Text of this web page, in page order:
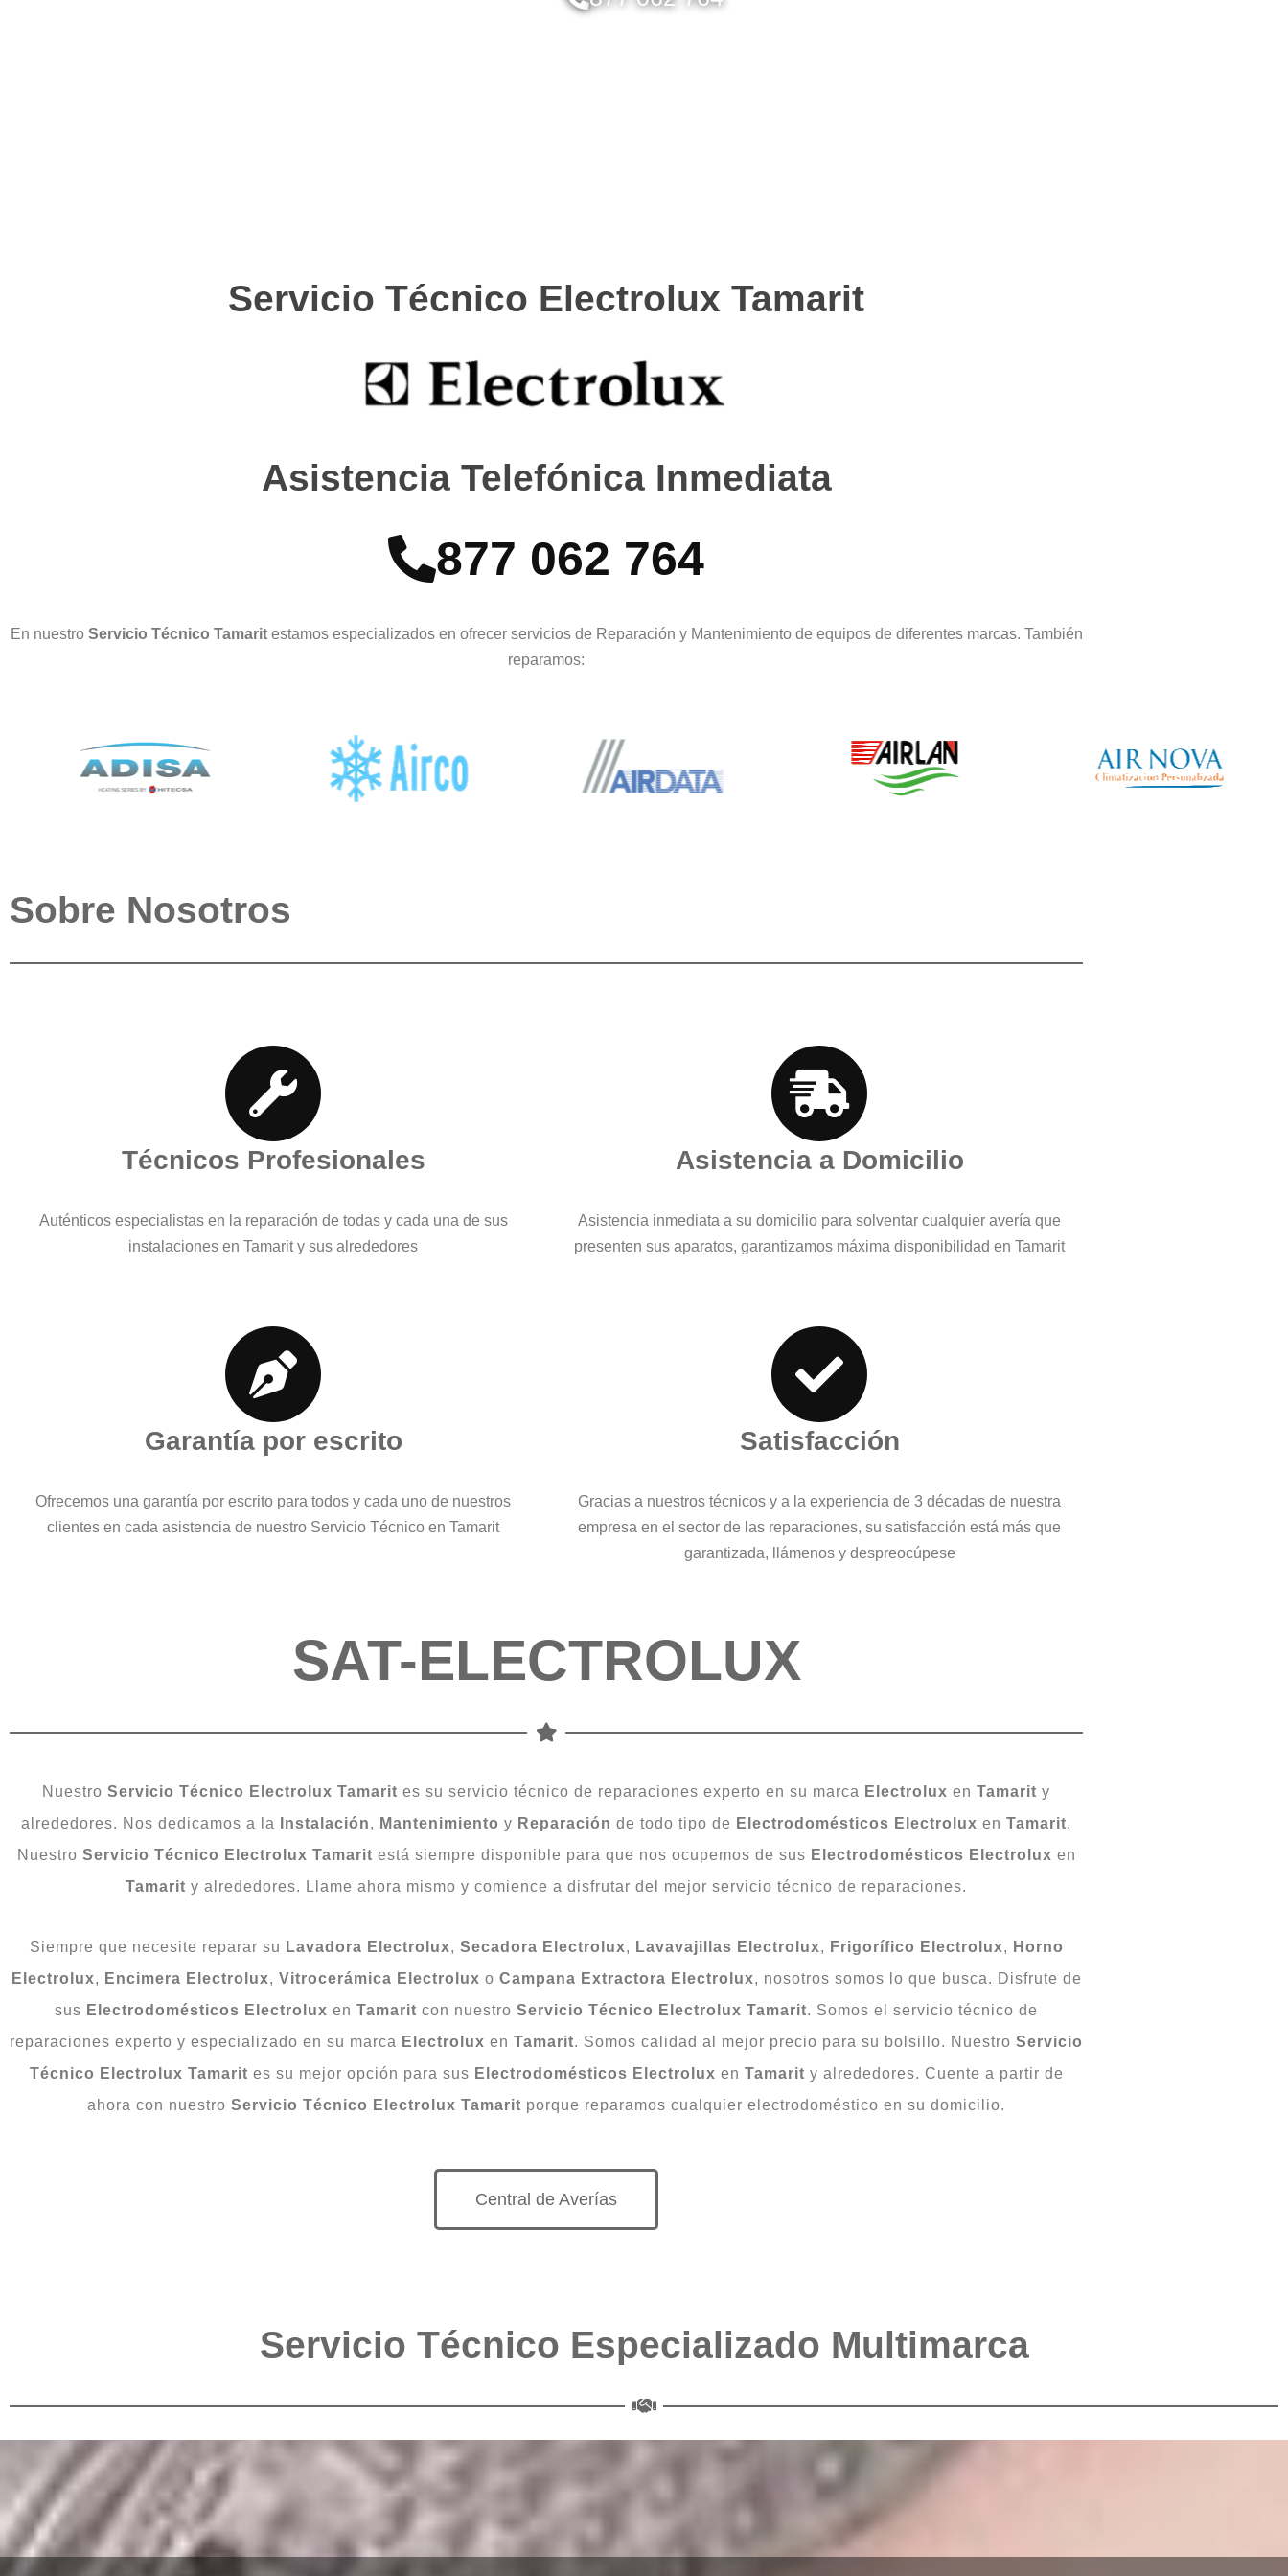
Servicio Técnico Electrolux Tamarit
Asistencia Telefónica Inmediata
877 062 764
En nuestro Servicio Técnico Tamarit estamos especializados en ofrecer servicios de Reparación y Mantenimiento de equipos de diferentes marcas. También
reparamos:
Sobre Nosotros
Técnicos Profesionales
Auténticos especialistas en la reparación de todas y cada una de sus
instalaciones en Tamarit y sus alrededores
Asistencia a Domicilio
Asistencia inmediata a su domicilio para solventar cualquier avería que
presenten sus aparatos, garantizamos máxima disponibilidad en Tamarit
Garantía por escrito
Ofrecemos una garantía por escrito para todos y cada uno de nuestros
clientes en cada asistencia de nuestro Servicio Técnico en Tamarit
Satisfacción
Gracias a nuestros técnicos y a la experiencia de 3 décadas de nuestra
empresa en el sector de las reparaciones, su satisfacción está más que
garantizada, llámenos y despreocúpese
SAT-ELECTROLUX
Nuestro Servicio Técnico Electrolux Tamarit es su servicio técnico de reparaciones experto en su marca Electrolux en Tamarit y
alrededores. Nos dedicamos a la
Instalación, Mantenimiento y Reparación de todo tipo de Electrodomésticos Electrolux en Tamarit.
Nuestro Servicio Técnico Electrolux Tamarit está siempre disponible para que nos ocupemos de sus Electrodomésticos Electrolux en
Tamarit y alrededores. Llame ahora mismo y comience a disfrutar del mejor servicio técnico de reparaciones.
Siempre que necesite reparar su Lavadora Electrolux, Secadora Electrolux, Lavavajillas Electrolux, Frigorífico Electrolux, Horno
Electrolux, Encimera Electrolux, Vitrocerámica Electrolux o Campana Extractora Electrolux, nosotros somos lo que busca. Disfrute de
sus Electrodomésticos Electrolux en Tamarit con nuestro Servicio Técnico Electrolux Tamarit. Somos el servicio técnico de
reparaciones experto y especializado en su marca Electrolux en Tamarit. Somos calidad al mejor precio para su bolsillo. Nuestro Servicio
Técnico Electrolux Tamarit es su mejor opción para sus Electrodomésticos Electrolux en Tamarit y alrededores. Cuente a partir de
ahora con nuestro Servicio Técnico Electrolux Tamarit porque reparamos cualquier electrodoméstico en su domicilio.
Central de Averías
Servicio Técnico Especializado Multimarca